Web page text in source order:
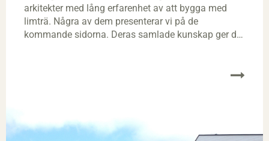
arkitekter med lång erfarenhet av att bygga med
limträ. Några av dem presenterar vi på de
kommande sidorna. Deras samlade kunskap ger dig